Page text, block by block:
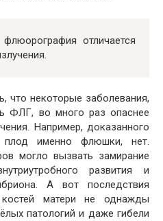
отличается
что некоторые заболевания,
ФЛГ, во много раз опаснее
Например, доказанного
плод именно флюшки, нет.
могло вызвать замирание
развития и
А вот последствия
костей матери не однажды
патологий и даже гибели